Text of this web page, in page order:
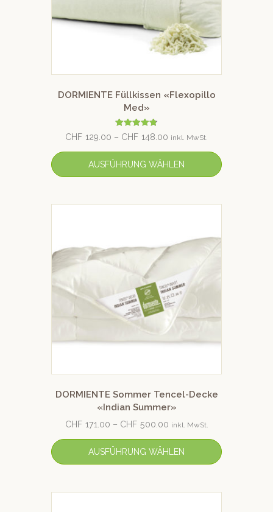
DORMIENTE Füllkissen «Flexopillo
Med»
Bewertet
mit
CHF 129.00 – CHF 148.00 inkl. MwSt.
AUSFÜHRUNG WÄHLEN
DORMIENTE Sommer Tencel-Decke
«Indian Summer»
CHF 171.00 – CHF 500.00 inkl. MwSt.
AUSFÜHRUNG WÄHLEN